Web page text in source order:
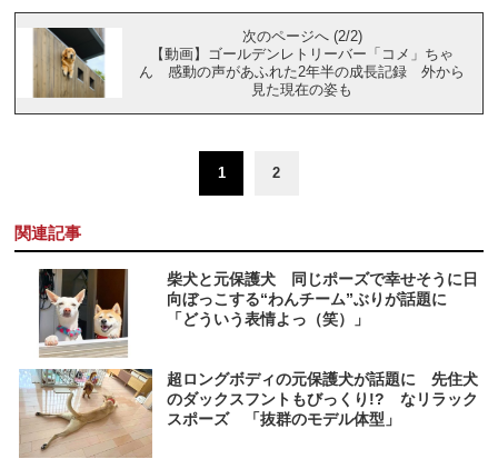
次のページへ (2/2)
【動画】ゴールデンレトリーバー「コメ」ちゃ
ん 感動の声があふれた2年半の成長記録 外から
見た現在の姿も
1 2
関連記事
柴犬と元保護犬 同じポーズで幸せそうに日
向ぼっこする“わんチーム”ぶりが話題に
「どういう表情よっ（笑）」
超ロングボディの元保護犬が話題に 先住犬
のダックスフントもびっくり!? なリラック
スポーズ 「抜群のモデル体型」